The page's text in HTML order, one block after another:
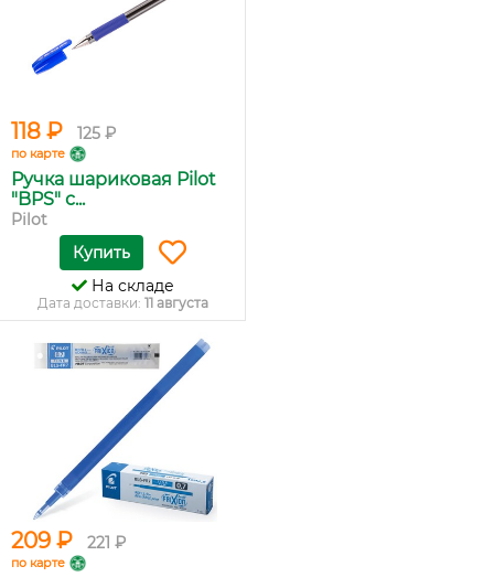
118 ₽ 125 ₽
по карте
Ручка шариковая Pilot
"BPS" с...
Pilot
Купить
На складе
Дата доставки: 11 августа
209 ₽ 221 ₽
по карте